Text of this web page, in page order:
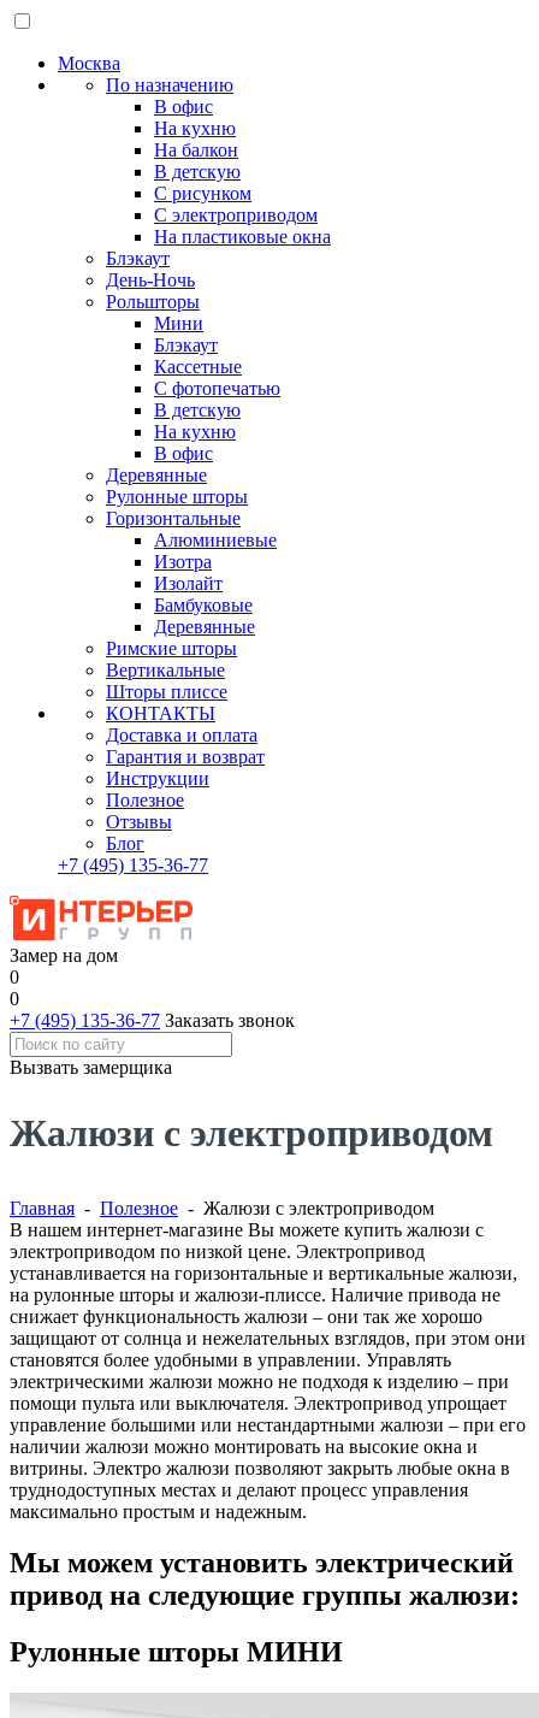
Москва
По назначению
В офис
На кухню
На балкон
В детскую
С рисунком
С электроприводом
На пластиковые окна
Блэкаут
День-Ночь
Рольшторы
Мини
Блэкаут
Кассетные
С фотопечатью
В детскую
На кухню
В офис
Деревянные
Рулонные шторы
Горизонтальные
Алюминиевые
Изотра
Изолайт
Бамбуковые
Деревянные
Римские шторы
Вертикальные
Шторы плиссе
КОНТАКТЫ
Доставка и оплата
Гарантия и возврат
Инструкции
Полезное
Отзывы
Блог
+7 (495) 135-36-77
Замер на дом
0
0
+7 (495) 135-36-77 Заказать звонок
Вызвать замерщика
Жалюзи с электроприводом
Главная - Полезное - Жалюзи с электроприводом
В нашем интернет-магазине Вы можете купить жалюзи с
электроприводом по низкой цене. Электропривод
устанавливается на горизонтальные и вертикальные жалюзи,
на рулонные шторы и жалюзи-плиссе. Наличие привода не
снижает функциональность жалюзи – они так же хорошо
защищают от солнца и нежелательных взглядов, при этом они
становятся более удобными в управлении. Управлять
электрическими жалюзи можно не подходя к изделию – при
помощи пульта или выключателя. Электропривод упрощает
управление большими или нестандартными жалюзи – при его
наличии жалюзи можно монтировать на высокие окна и
витрины. Электро жалюзи позволяют закрыть любые окна в
труднодоступных местах и делают процесс управления
максимально простым и надежным.
Мы можем установить электрический
привод на следующие группы жалюзи:
Рулонные шторы МИНИ